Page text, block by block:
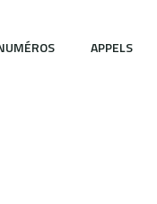
APPELS